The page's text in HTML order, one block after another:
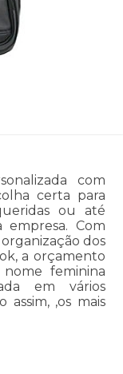
com
certa para
ou até
Com
dos
a orçamento
feminina
em vários
assim, ,os mais